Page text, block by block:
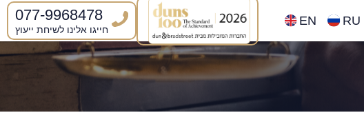
RU
EN
077-9968478
חייגו אלינו לשיחת ייעוץ